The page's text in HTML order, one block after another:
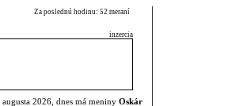
Za poslednú hodinu: 52 meraní
inzercia
augusta 2026, dnes má meniny Oskár